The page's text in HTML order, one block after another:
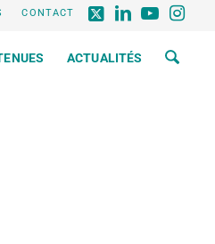
CONTACT
ACTUALITÉS